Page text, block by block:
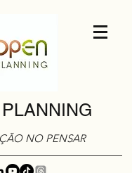
NO PENSAR